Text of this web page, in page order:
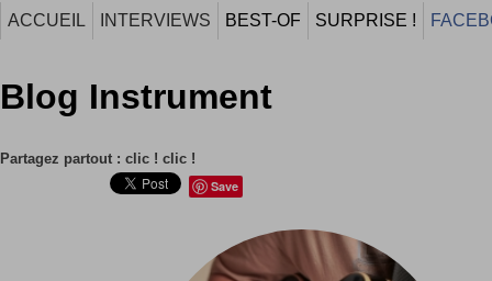
ACCUEIL INTERVIEWS BEST-OF SURPRISE !
Blog Instrument
Partagez partout : clic ! clic !
Save